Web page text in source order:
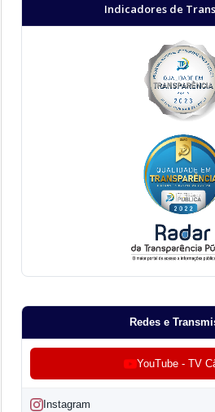
Indicadores de
Redes e
YouTube - TV
Instagram